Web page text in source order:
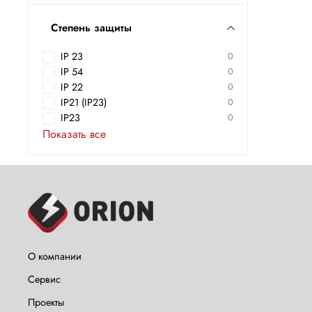
Степень защиты
IP 23 0
IP 54 0
IP 22 0
IP21 (IP23) 0
IP23 0
Показать все
О компании
Сервис
Проекты